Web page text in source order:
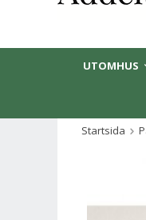
UTOMHUS
Startsida